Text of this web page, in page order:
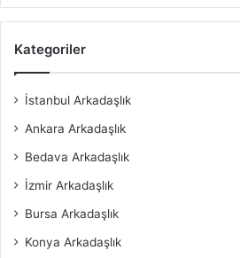
Kategoriler
İstanbul Arkadaşlık
Ankara Arkadaşlık
Bedava Arkadaşlık
İzmir Arkadaşlık
Bursa Arkadaşlık
Konya Arkadaşlık